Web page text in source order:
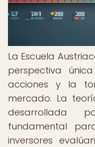
La Escuela
perspectiva
acciones y la
mercado. La
desarrollada
fundamental
inversores